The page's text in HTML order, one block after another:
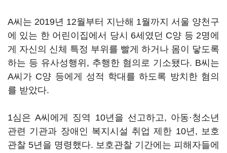
A씨는 2019년 12월부터 지난해 1월까지 서울 양천구
에 있는 한 어린이집에서 당시 6세였던 C양 등 2명에
게 자신의 신체 특정 부위를 빨게 하거나 몸이 닿도록
하는 등 유사성행위, 추행한 혐의로 기소됐다. B씨는
A씨가 C양 등에게 성적 학대를 하도록 방치한 혐의
를 받았다.
1심은 A씨에게 징역 10년을 선고하고, 아동·청소년
관련 기관과 장애인 복지시설 취업 제한 10년, 보호
관찰 5년을 명령했다. 보호관찰 기간에는 피해자들에